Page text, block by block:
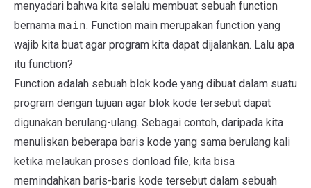
menyadari bahwa kita selalu membuat sebuah function
bernama main. Function main merupakan function yang
wajib kita buat agar program kita dapat dijalankan. Lalu apa
itu function?
Function adalah sebuah blok kode yang dibuat dalam suatu
program dengan tujuan agar blok kode tersebut dapat
digunakan berulang-ulang. Sebagai contoh, daripada kita
menuliskan beberapa baris kode yang sama berulang kali
ketika melaukan proses donload file, kita bisa
memindahkan baris-baris kode tersebut dalam sebuah